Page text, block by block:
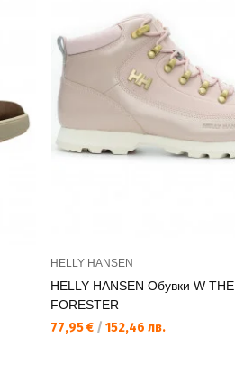
HELLY HANSEN
HELLY HANSEN Обувки W THE
FORESTER
77,95 € / 152,46 лв.